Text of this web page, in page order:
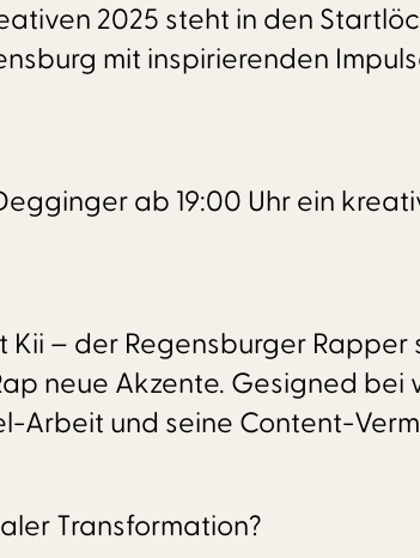
2025 steht in den
mit inspirierenden
ab 19:00 Uhr ein
– der Regensburger
neue Akzente. Gesigned
Arbeit und seine Content-
Transformation?